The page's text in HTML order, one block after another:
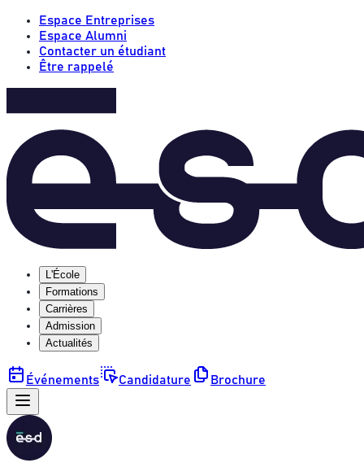
Espace Entreprises
Espace Alumni
Contacter un étudiant
Être rappelé
L'École
Formations
Carrières
Admission
Actualités
Événements Candidature Brochure